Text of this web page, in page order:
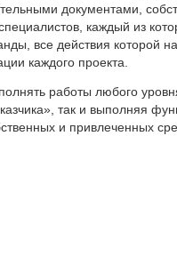
документами,
каждый из
все действия которой
каждого проекта.
работы любого
так и выполняя
и привлеченных